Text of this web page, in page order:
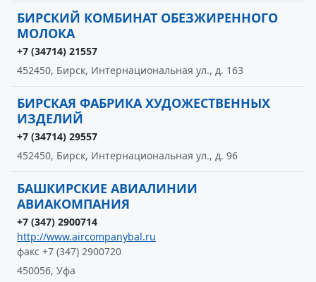
БИРСКИЙ КОМБИНАТ ОБЕЗЖИРЕННОГО
МОЛОКА
+7 (34714) 21557
452450, Бирск, Интернациональная ул., д. 163
БИРСКАЯ ФАБРИКА ХУДОЖЕСТВЕННЫХ
ИЗДЕЛИЙ
+7 (34714) 29557
452450, Бирск, Интернациональная ул., д. 96
БАШКИРСКИЕ АВИАЛИНИИ
АВИАКОМПАНИЯ
+7 (347) 2900714
http://www.aircompanybal.ru
факс +7 (347) 2900720
450056, Уфа